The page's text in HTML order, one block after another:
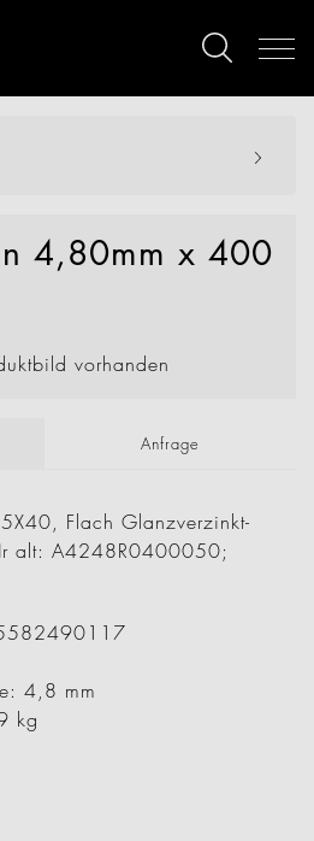
4,80mm x 400
vorhanden
Anfrage
Flach Glanzverzinkt-
alt: A4248R0400050;
4,8 mm
kg